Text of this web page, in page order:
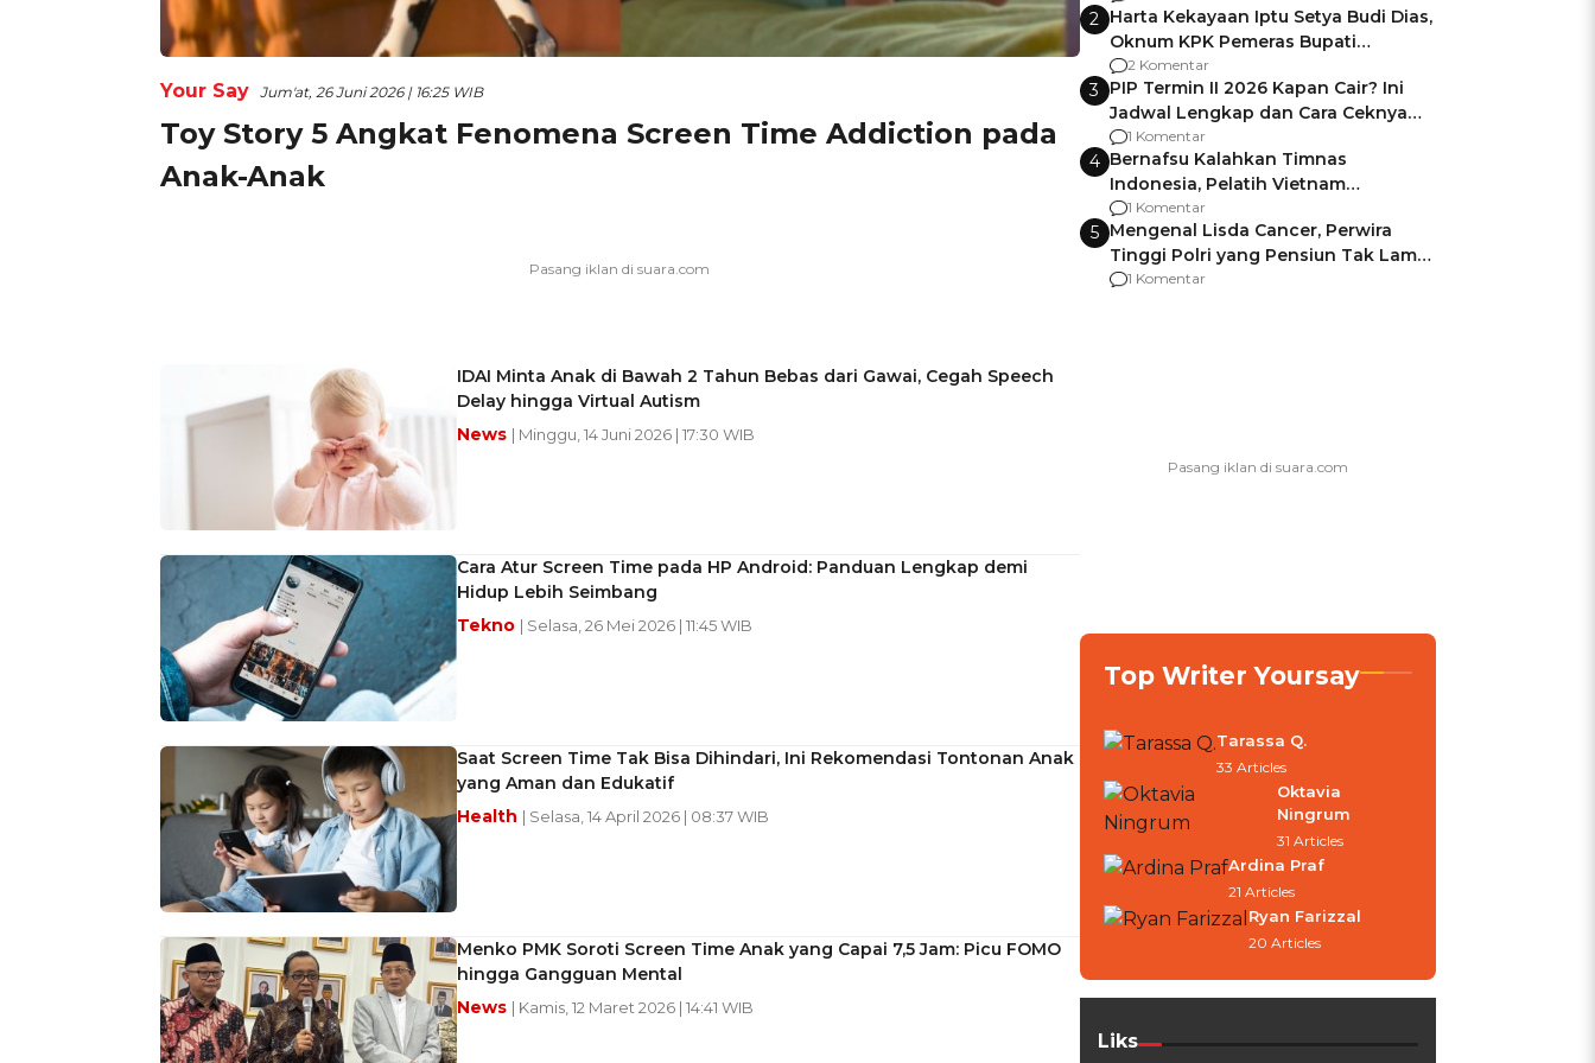
Your Say Jum'at, 26 Juni 2026 | 16:25 WIB
Toy Story 5 Angkat Fenomena Screen Time Addiction pada
Anak-Anak
IDAI Minta Anak di Bawah 2 Tahun Bebas dari Gawai, Cegah Speech
Delay hingga Virtual Autism
News | Minggu, 14 Juni 2026 | 17:30 WIB
Cara Atur Screen Time pada HP Android: Panduan Lengkap demi
Hidup Lebih Seimbang
Tekno | Selasa, 26 Mei 2026 | 11:45 WIB
Saat Screen Time Tak Bisa Dihindari, Ini Rekomendasi Tontonan Anak
yang Aman dan Edukatif
Health | Selasa, 14 April 2026 | 08:37 WIB
Menko PMK Soroti Screen Time Anak yang Capai 7,5 Jam: Picu FOMO
hingga Gangguan Mental
News | Kamis, 12 Maret 2026 | 14:41 WIB
2 Harta Kekayaan Iptu Setya Budi Dias,
Oknum KPK Pemeras Bupati
Pemalang
2 Komentar
3 PIP Termin II 2026 Kapan Cair? Ini
Jadwal Lengkap dan Cara Ceknya
agar Dana Tidak Hangus!
1 Komentar
4 Bernafsu Kalahkan Timnas
Indonesia, Pelatih Vietnam
Berencana Pakai Jimat di Pakansari
1 Komentar
5 Mengenal Lisda Cancer, Perwira
Tinggi Polri yang Pensiun Tak Lama
Usai Jadi Brigjen
1 Komentar
Top Writer Yoursay
Tarassa Q.
33 Articles
Oktavia
Ningrum
31 Articles
Ardina Praf
21 Articles
Ryan Farizzal
20 Articles
Liks